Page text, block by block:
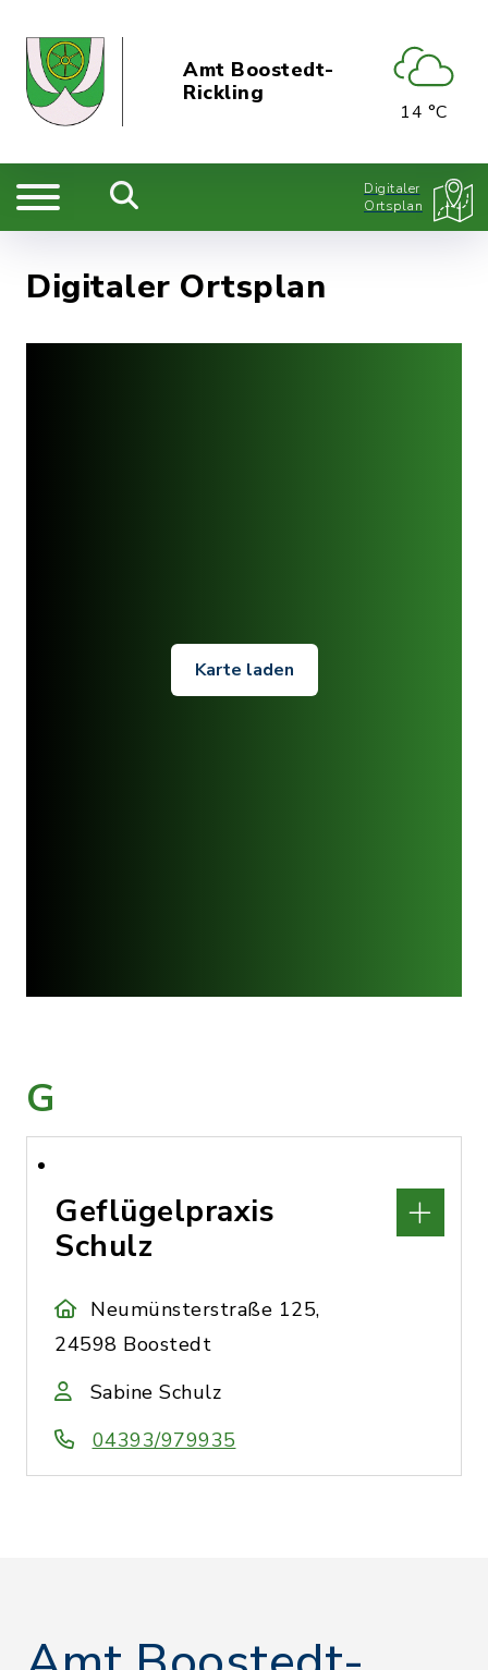
Amt Boostedt-
Rickling
14 °C
Digitaler
Ortsplan
Digitaler Ortsplan
Karte laden
G
Geflügelpraxis
Schulz
Neumünsterstraße 125,
24598 Boostedt
Sabine Schulz
04393/979935